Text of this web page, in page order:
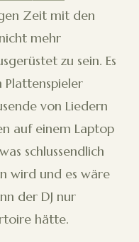
Zeit mit den
mehr
zu sein. Es
Plattenspieler
von Liedern
auf einem Laptop
schlussendlich
wird und es wäre
der DJ nur
hätte.